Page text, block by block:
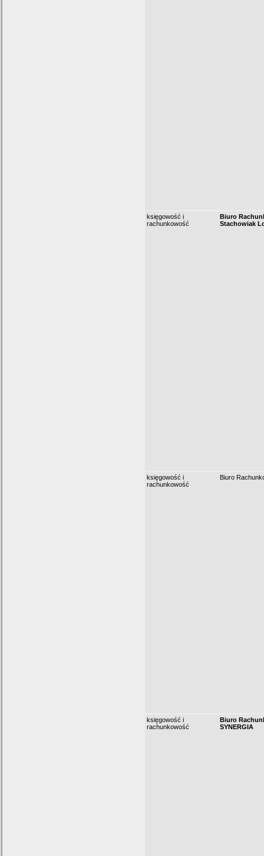
księgowość i
rachunkowość
Biuro
Stachowiak
księgowość i
rachunkowość
Biuro
księgowość i
rachunkowość
Biuro
SYNERGIA